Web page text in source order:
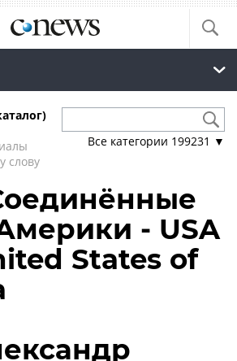
слову
Все категории 199231 ▼
- USA
States of